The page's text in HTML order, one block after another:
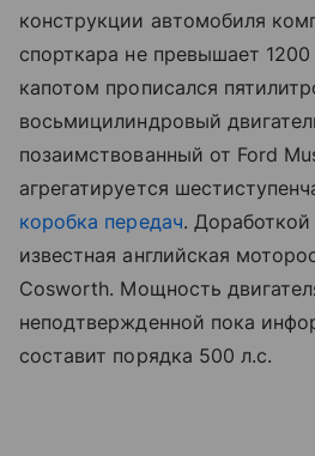
конструкции автомобиля
спорткара не превышает
капотом прописался
восьмицилиндровый
позаимствованный от Ford
агрегатируется
коробка передач.
известная английская
Cosworth. Мощность
неподтвержденной пока
составит порядка 500 л.с.